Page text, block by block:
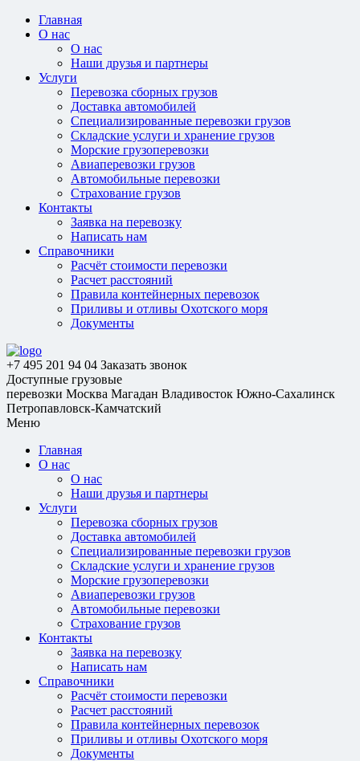
Главная
О нас
О нас
Наши друзья и партнеры
Услуги
Перевозка сборных грузов
Доставка автомобилей
Специализированные перевозки грузов
Складские услуги и хранение грузов
Морские грузоперевозки
Авиаперевозки грузов
Автомобильные перевозки
Страхование грузов
Контакты
Заявка на перевозку
Написать нам
Справочники
Расчёт стоимости перевозки
Расчет расстояний
Правила контейнерных перевозок
Приливы и отливы Охотского моря
Документы
+7 495 201 94 04 Заказать звонок
Доступные грузовые
перевозки Москва Магадан Владивосток Южно-Сахалинск
Петропавловск-Камчатский
Меню
Главная
О нас
О нас
Наши друзья и партнеры
Услуги
Перевозка сборных грузов
Доставка автомобилей
Специализированные перевозки грузов
Складские услуги и хранение грузов
Морские грузоперевозки
Авиаперевозки грузов
Автомобильные перевозки
Страхование грузов
Контакты
Заявка на перевозку
Написать нам
Справочники
Расчёт стоимости перевозки
Расчет расстояний
Правила контейнерных перевозок
Приливы и отливы Охотского моря
Документы